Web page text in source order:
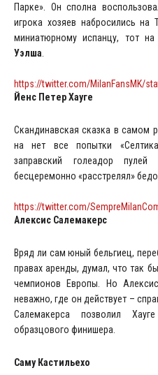
Парке». Он сполна
игрока хозяев набросились на
миниатюрному испанцу, тот
Уэлша
https://twitter.com/MilanFansMK/
Йенс Петер Хауге
Скандинавская сказка в самом
на нет все попытки
заправский голеадор
бесцеремонно «расстрелял»
https://twitter.com/
Алексис Салемакерс
Вряд ли сам юный бельгиец,
правах аренды, думал, что так
чемпионов Европы. Но
неважно, где он действует –
Салемакерса позволил
образцового финишера.
Саму Кастильехо